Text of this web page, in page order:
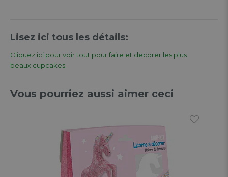
Lisez ici tous les détails:
Cliquez ici pour voir tout pour faire et decorer les plus
beaux cupcakes.
Vous pourriez aussi aimer ceci